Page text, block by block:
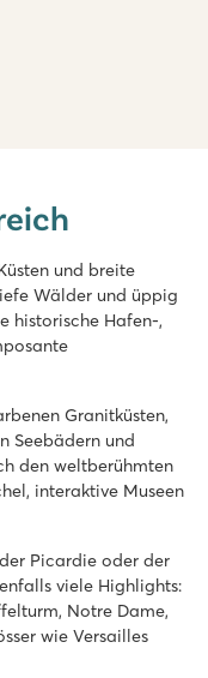
Rivière
grasbewachsenen
Natur
de Bretagne
und breite
Wälder und üppig
historische Hafen-,
Granitküsten,
Seebädern und
den weltberühmten
interaktive Museen
Picardie oder der
viele Highlights:
Notre Dame,
wie Versailles